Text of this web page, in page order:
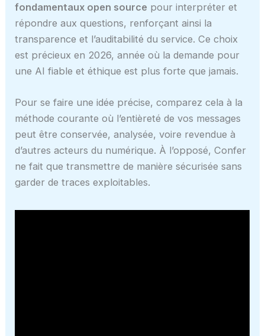
fondamentaux open source pour interpréter et
répondre aux questions, renforçant ainsi la
transparence et l’auditabilité du service. Ce choix
est précieux en 2026, année où la demande pour
une AI fiable et éthique est plus forte que jamais.
Pour se faire une idée précise, comparez cela à la
méthode courante où l’entièreté de vos messages
peut être conservée, analysée, voire revendue à
d’autres acteurs du numérique. À l’opposé, Confer
ne fait que transmettre de manière sécurisée sans
garder de traces exploitables.